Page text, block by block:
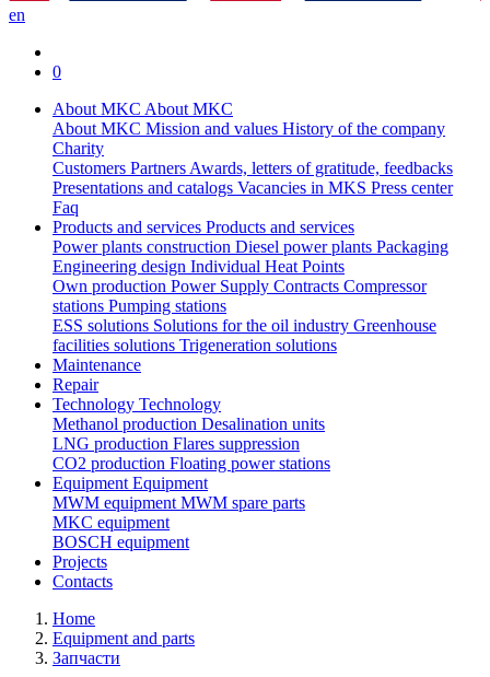
en
0
About MKC About MKC
About MKC Mission and values History of the company
Charity
Customers PartnersAwards, letters of gratitude, feedbacks
Presentations and catalogs Vacancies in MKS Press center
Faq
Products and services Products and services
Power plants construction Diesel power plants Packaging
Engineering design Individual Heat Points
Own production Power Supply Contracts Compressor
stations Pumping stations
ESS solutions Solutions for the oil industry Greenhouse
facilities solutions Trigeneration solutions
Maintenance
Repair
Technology Technology
Methanol production Desalination units
LNG production Flares suppression
СО2 production Floating power stations
EquipmentEquipment
MWM equipmentMWM spare parts
MKC equipment
BOSCH equipment
Projects
Contacts
Home
Equipment and parts
Запчасти